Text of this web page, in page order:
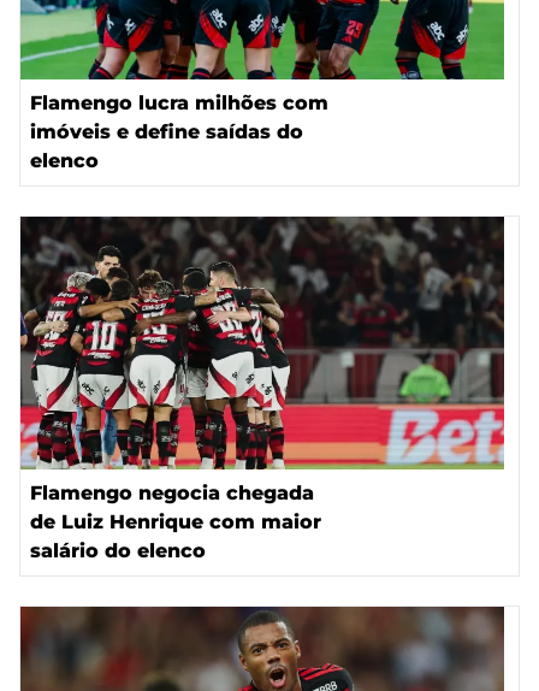
Flamengo lucra milhões com
imóveis e define saídas do
elenco
Flamengo negocia chegada
de Luiz Henrique com maior
salário do elenco